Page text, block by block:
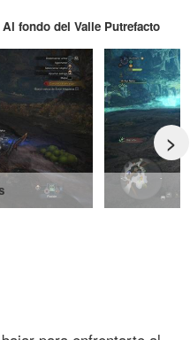
fondo del Valle Putrefacto
>